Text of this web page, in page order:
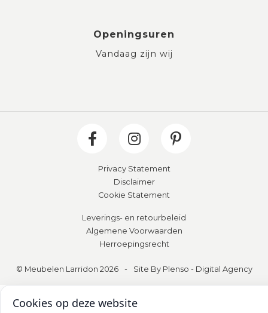
Openingsuren
Vandaag zijn wij
Privacy Statement
Disclaimer
Cookie Statement
Leverings- en retourbeleid
Algemene Voorwaarden
Herroepingsrecht
© Meubelen Larridon 2026 - Site By Plenso - Digital Agency
Cookies op deze website